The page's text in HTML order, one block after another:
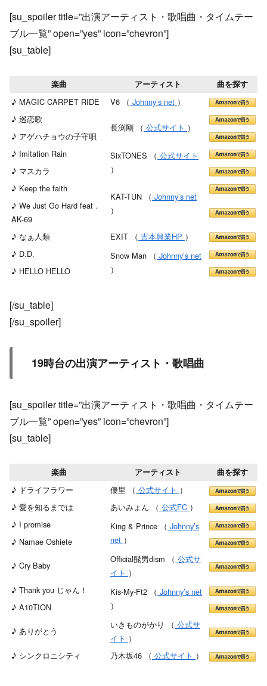
[su_spoiler title=”出演アーティスト・歌唱曲・タイムテー
ブル一覧” open=”yes” icon=”chevron”]
[su_table]
楽曲 アーティスト 曲を探す
♪ MAGIC CARPET RIDE V6 （ Johnny’s net ）
♪ 巡恋歌
長渕剛 （ 公式サイト ）
♪ アゲハチョウの子守唄
♪ Imitation Rain
SixTONES （ 公式サイト
）
♪ マスカラ
♪ Keep the faith
KAT-TUN （ Johnny’s net
）
♪ We Just Go Hard feat．
AK-69
♪ なぁ人類
EXIT （ 吉本興業HP ）
♪ D.D.
Snow Man （ Johnny’s net
）
♪ HELLO HELLO
[/su_table]
[/su_spoiler]
19時台の出演アーティスト・歌唱曲
[su_spoiler title=”出演アーティスト・歌唱曲・タイムテー
ブル一覧” open=”yes” icon=”chevron”]
[su_table]
楽曲 アーティスト 曲を探す
♪ ドライフラワー 優里 （ 公式サイト ）
♪ 愛を知るまでは
あいみょん （ 公式FC ）
♪ I promise
King & Prince （ Johnny’s
net ）
♪ Namae Oshiete
♪ Cry Baby
Official髭男dism （ 公式サ
イト ）
♪ Thank you じゃん！
Kis-My-Ft2 （ Johnny’s net
）
♪ A10TION
♪ ありがとう
いきものがかり （ 公式サ
イト ）
♪ シンクロニシティ
乃木坂46 （ 公式サイト ）